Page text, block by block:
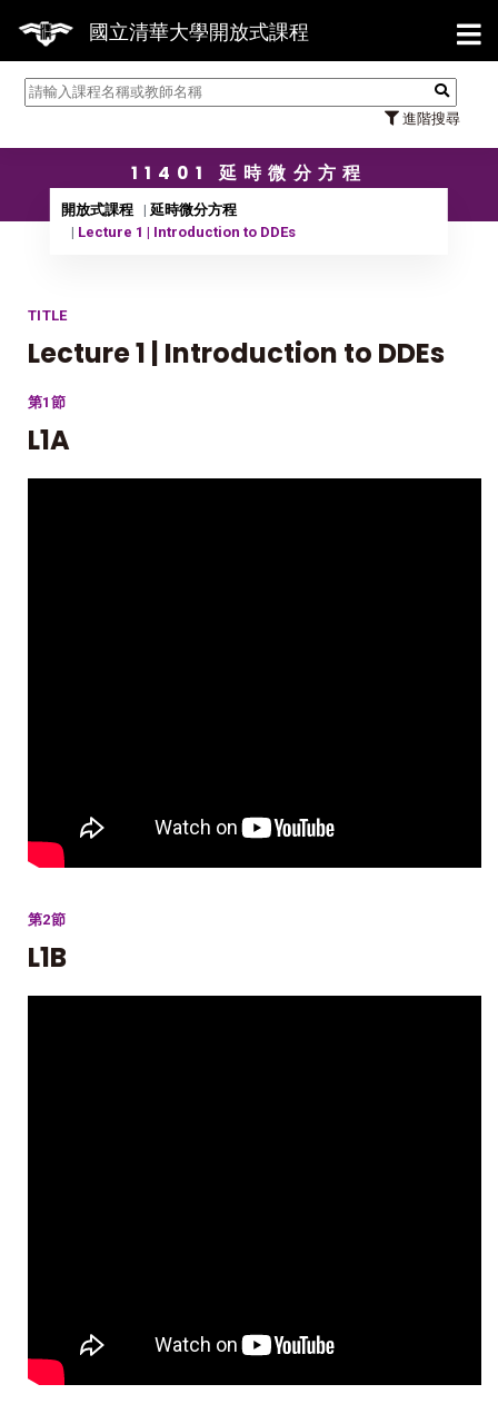
國立清華大學開放式課程
進階搜尋
【7/31】
11401 延時微分方程
開放式課程
延時微分方程
Lecture 1 | Introduction to DDEs
TITLE
Lecture 1 | Introduction to DDEs
第1節
L1A
第2節
L1B